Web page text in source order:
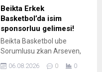
Beikta Erkek
Basketbol’da isim
sponsorluu gelimesi!
Beikta Basketbol ube
Sorumlusu zkan Arseven,
06.08.2026 0 0